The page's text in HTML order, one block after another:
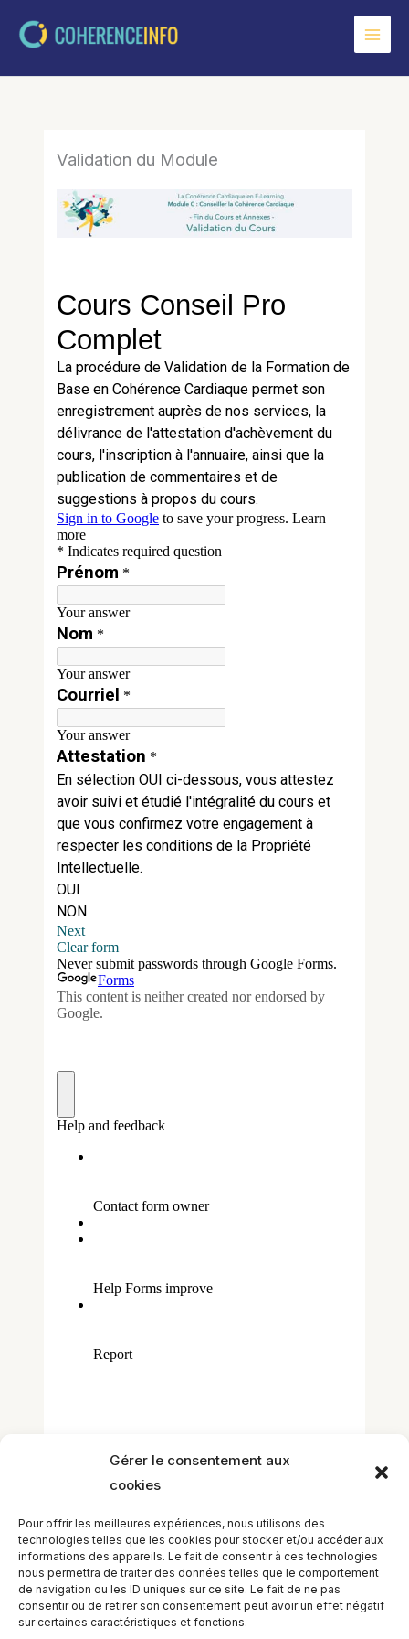
Gérer le consentement aux
cookies
Pour offrir les meilleures expériences, nous utilisons des
technologies telles que les cookies pour stocker et/ou accéder aux
informations des appareils. Le fait de consentir à ces technologies
nous permettra de traiter des données telles que le comportement
de navigation ou les ID uniques sur ce site. Le fait de ne pas
consentir ou de retirer son consentement peut avoir un effet négatif
sur certaines caractéristiques et fonctions.
Validation du Module
←Leçon précédent